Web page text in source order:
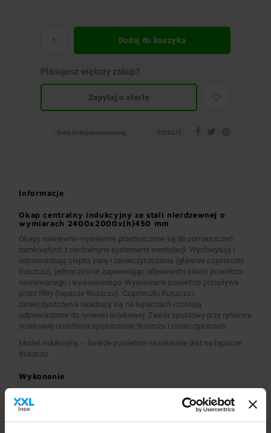
Dodaj do koszyka
Planujesz większy zakup?
Zapytaj o ofertę
Dodaj do listy porównawczej
Informacje
Okap centralny indukcyjny ze stali nierdzewnej o
wymiarach 2400x2000x(h)450 mm
Okapy nawiewno-wywiewne przeznaczone są do pomieszczeń
zamkniętych z centralnymi systemami wentylacji. Wychwytują i
odprowadzają ciepło, parę i zanieczyszczenia (głównie cząsteczki
tłuszczu), jednocześnie zapewniając odpowiedni bilans powietrza
nawiewanego i wywiewanego. Wywiewane powietrze przepływa
przez filtry (łapacze tłuszczu). Cząsteczki tłuszczu i
zanieczyszczenia osadzają się na łapaczach i zostają
odprowadzone do rynienki ociekowej. Zawór spustowy przy rynience
ociekowej umożliwia spuszczenie tłuszczu i zanieczyszczeń.
Model indukcyjny – świeże powietrze nawiewane jest na łapacze
tłuszczu
Wykonanie
Okapy wykonane są z wysokogatunkowej stali nierdzewnej.
Okapy nawiewno-wywiewne o wymiarach A>2600 mm
wykonane są w wersji łączonej (zestawione), z dwóch lub